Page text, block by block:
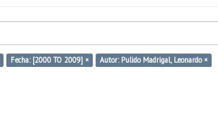
Fecha: [2000 TO 2009] × Autor: Pulido Madrigal, Leonardo ×